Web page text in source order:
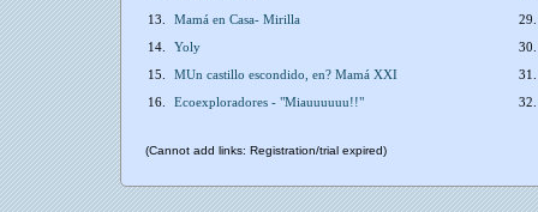
13.
Mamá en Casa- Mirilla
14.
Yoly
15.
MUn castillo escondido, en? Mamá XXI
16.
Ecoexploradores - "Miauuuuuu!!"
(Cannot add links: Registration/trial expired)